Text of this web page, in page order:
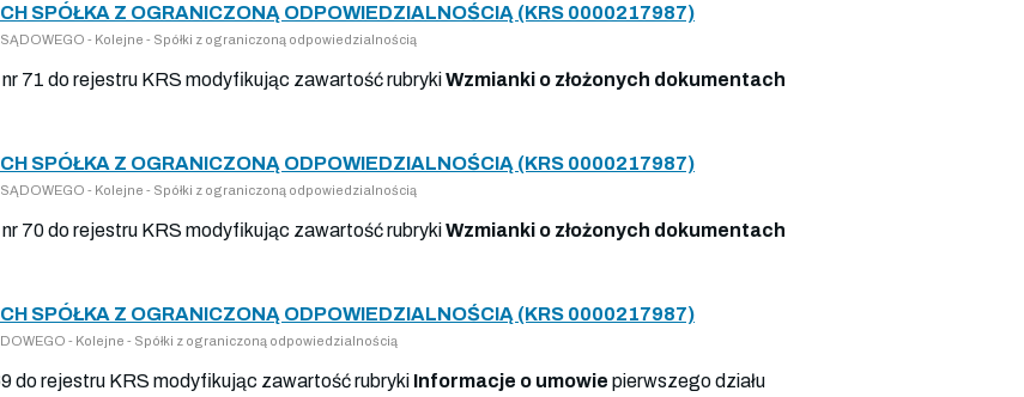
SPÓŁKA Z OGRANICZONĄ ODPOWIEDZIALNOŚCIĄ (KRS 0000217987)
- Kolejne - Spółki z ograniczoną odpowiedzialnością
71 do rejestru KRS modyfikując zawartość rubrykiWzmianki o złożonych dokumentach
SPÓŁKA Z OGRANICZONĄ ODPOWIEDZIALNOŚCIĄ (KRS 0000217987)
- Kolejne - Spółki z ograniczoną odpowiedzialnością
70 do rejestru KRS modyfikując zawartość rubrykiWzmianki o złożonych dokumentach
SPÓŁKA Z OGRANICZONĄ ODPOWIEDZIALNOŚCIĄ (KRS 0000217987)
- Kolejne - Spółki z ograniczoną odpowiedzialnością
do rejestru KRS modyfikując zawartość rubryki Informacje o umowie pierwszego działu